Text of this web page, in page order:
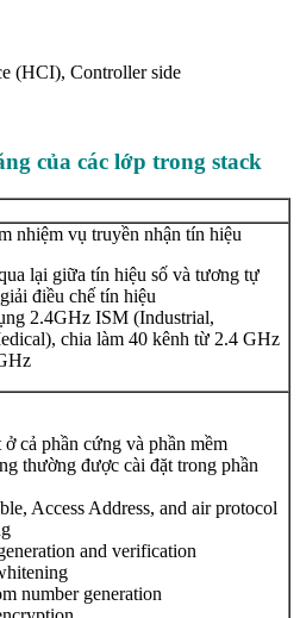
(HCI), Controller side
của các lớp trong stack
nhiệm vụ truyền nhận tín hiệu
lại giữa tín hiệu số và tương tự
điều chế tín hiệu
2.4GHz ISM (Industrial,
chia làm 40 kênh từ 2.4 GHz
cả phần cứng và phần mềm
thường được cài đặt trong phần
Access Address, and air protocol
and verification
number generation